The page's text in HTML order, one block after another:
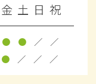
スポーツ活
スグッド・
法
金 土 日 祝
● ● ／ ／
● ／ ／ ／